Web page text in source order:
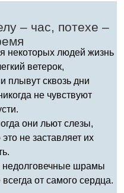
– час, потехе –
некоторых людей жизнь
ветерок,
плывут сквозь дни
не чувствуют
они льют слезы,
это не заставляет их
недолговечные шрамы
всегда от самого сердца.